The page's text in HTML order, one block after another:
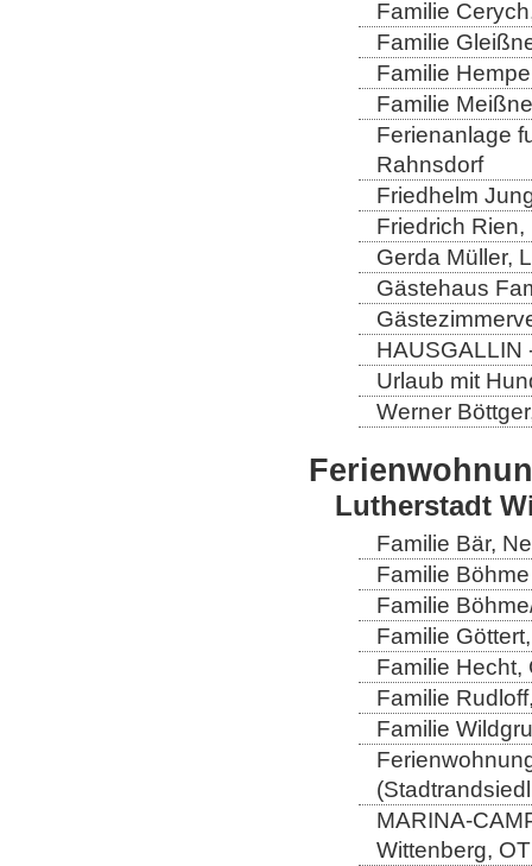
Familie
Familie
Familie
Familie
Ferienanlage
Rahnsdorf
Friedhelm
Friedrich
Gerda Müller,
Gästehaus
HAUSGALLIN
Urlaub mit
Werner
Lutherstadt
Familie Bär,
Familie
Familie
Familie
Familie Hecht,
Familie
Familie
MARINA-
Wittenberg,